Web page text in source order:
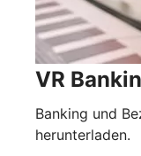
VR
Banking und
herunterladen.